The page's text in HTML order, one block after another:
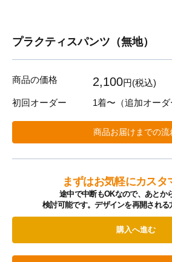
プラクティスパンツ（無地）
商品の価格 2,100円(税込)
初回オーダー
1着〜 （追加オーダ
商品お届けまでの流
まずはお気軽にカスタ
途中で中断もOKなので、あとか
検討可能です。デザインを再開される
購入へ進む